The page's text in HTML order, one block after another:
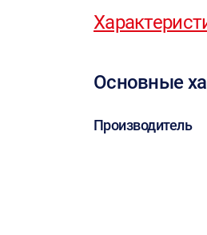
Основные
Производитель